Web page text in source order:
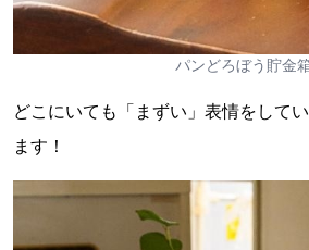
パンどろぼう貯金
どこにいても「まずい」表情をして
ます！